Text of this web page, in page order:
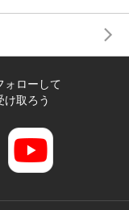
ォローして
け取ろう